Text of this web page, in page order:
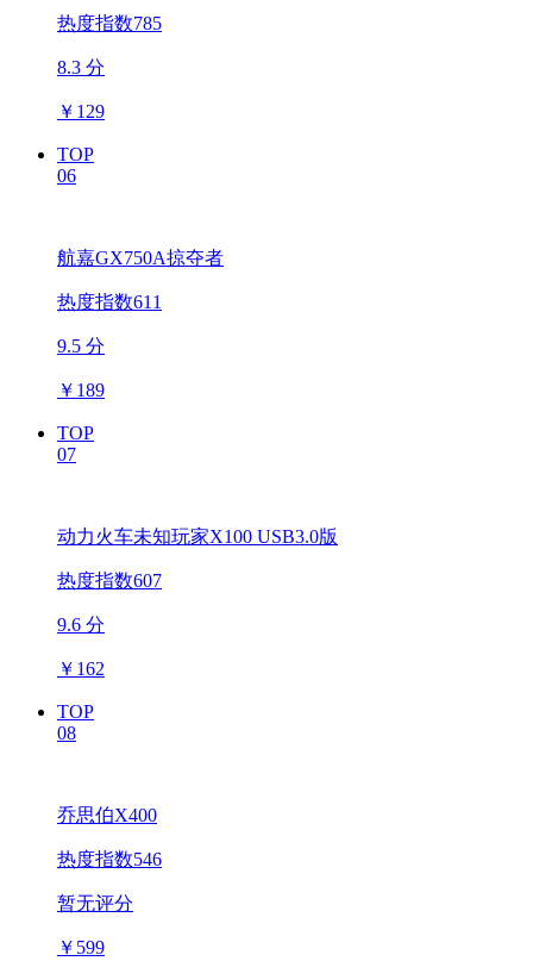
热度指数785
8.3 分
￥ 129
TOP
06
航嘉GX750A掠夺者
热度指数611
9.5 分
￥ 189
TOP
07
动力火车未知玩家X100 USB3.0版
热度指数607
9.6 分
￥ 162
TOP
08
乔思伯X400
热度指数546
暂无评分
￥ 599